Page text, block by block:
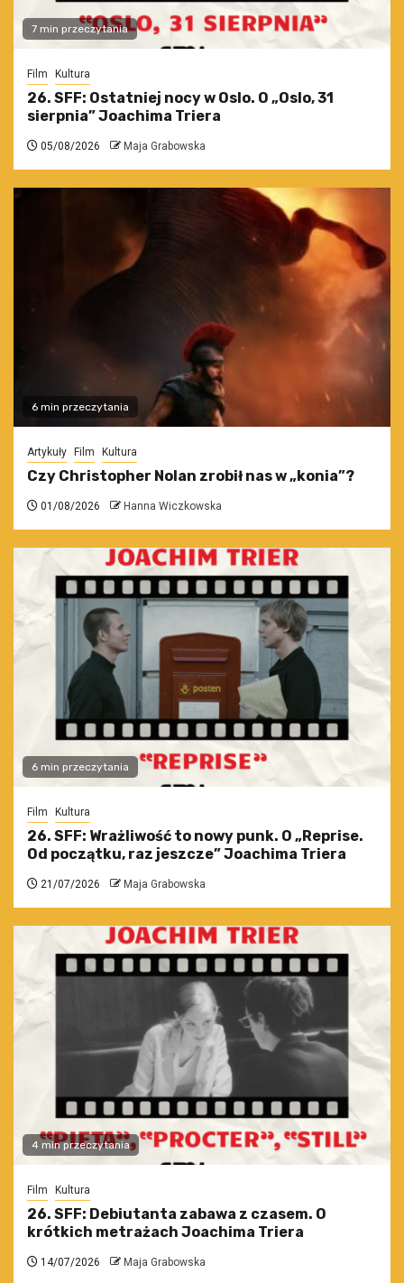
7 min przeczytania
Film Kultura
26. SFF: Ostatniej nocy w Oslo. O „Oslo, 31
sierpnia” Joachima Triera
05/08/2026 Maja Grabowska
6 min przeczytania
Artykuły Film Kultura
Czy Christopher Nolan zrobił nas w „konia”?
01/08/2026 Hanna Wiczkowska
6 min przeczytania
Film Kultura
26. SFF: Wrażliwość to nowy punk. O „Reprise.
Od początku, raz jeszcze” Joachima Triera
21/07/2026 Maja Grabowska
4 min przeczytania
Film Kultura
26. SFF: Debiutanta zabawa z czasem. O
krótkich metrażach Joachima Triera
14/07/2026 Maja Grabowska